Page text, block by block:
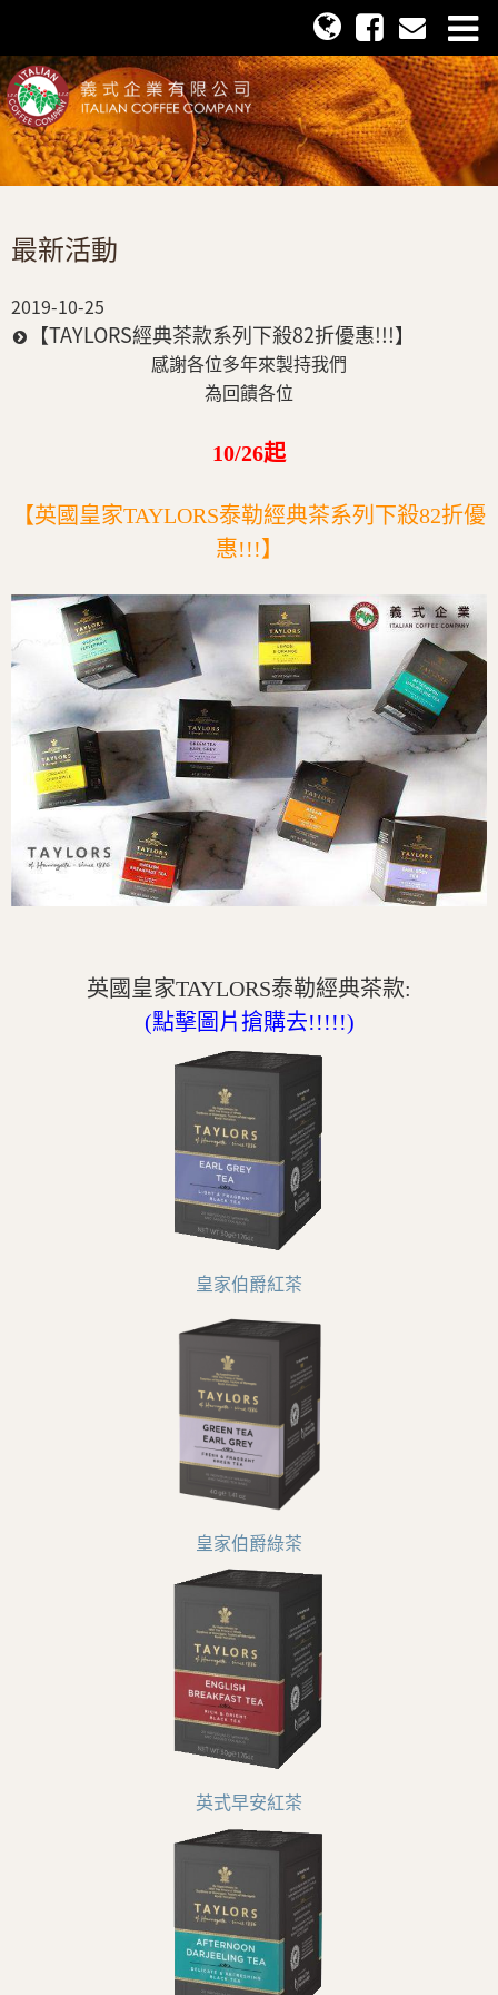
最新活動
2019-10-25
【TAYLORS經典茶款系列下殺82折優惠!!!】
感謝各位多年來製持我們
為回饋各位
10/26起
【英國皇家TAYLORS泰勒經典茶系列下殺82折優
惠!!!】
英國皇家TAYLORS泰勒經典茶款:
(點擊圖片搶購去!!!!!)
皇家伯爵紅茶
皇家伯爵綠茶
英式早安紅茶